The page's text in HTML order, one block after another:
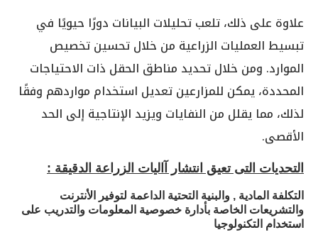
علاوة على ذلك، تلعب تحليلات البيانات دورًا حيويًا في
تبسيط العمليات الزراعية من خلال تحسين تخصيص
الموارد. ومن خلال تحديد مناطق الحقل ذات الاحتياجات
المحددة، يمكن للمزارعين تعديل استخدام مواردهم وفقًا
لذلك، مما يقلل من النفايات ويزيد الإنتاجية إلى الحد
الأقصى.
التحديات التى تعيق انتشار آاليات الزراعة الدقيقة :
التكلفة المادية , والبنية التحتية الداعمة لتوفير الأنترنت
والتشريعات الخاصة بأدارة خصوصية المعلومات والتدريب على
استخدام التكنولوجيا